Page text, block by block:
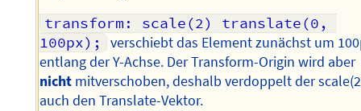
transform: scale(2) translate(0,
100px);
verschiebt das Element zunächst um
entlang der Y-Achse. Der Transform-Origin wird aber
nicht mitverschoben, deshalb verdoppelt der
auch den Translate-Vektor.